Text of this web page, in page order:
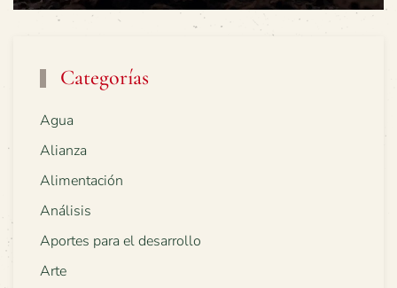
Categorías
Agua
Alianza
Alimentación
Análisis
Aportes para el desarrollo
Arte